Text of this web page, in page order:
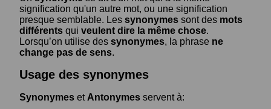
signification qu'un autre mot, ou une signification
presque semblable. Les synonymes sont des mots
différents qui veulent dire la même chose.
Lorsqu’on utilise des synonymes, la phrase ne
change pas de sens.
Usage des synonymes
Synonymes et Antonymes servent à: